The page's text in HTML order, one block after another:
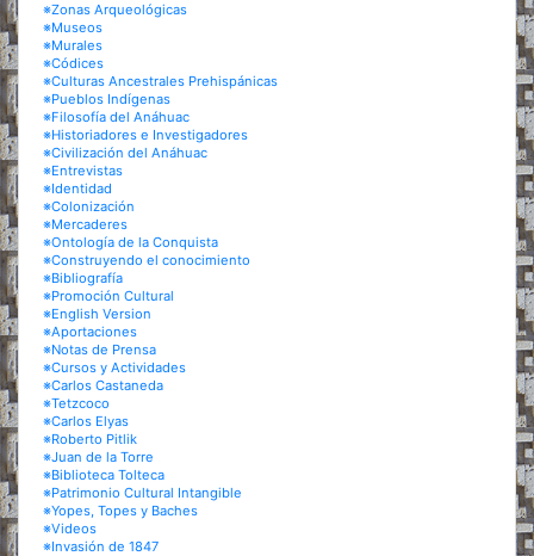
※Zonas Arqueológicas
※Museos
※Murales
※Códices
※Culturas Ancestrales Prehispánicas
※Pueblos Indígenas
※Filosofía del Anáhuac
※Historiadores e Investigadores
※Civilización del Anáhuac
※Entrevistas
※Identidad
※Colonización
※Mercaderes
※Ontología de la Conquista
※Construyendo el conocimiento
※Bibliografía
※Promoción Cultural
※English Version
※Aportaciones
※Notas de Prensa
※Cursos y Actividades
※Carlos Castaneda
※Tetzcoco
※Carlos Elyas
※Roberto Pitlik
※Juan de la Torre
※Biblioteca Tolteca
※Patrimonio Cultural Intangible
※Yopes, Topes y Baches
※Videos
※Invasión de 1847